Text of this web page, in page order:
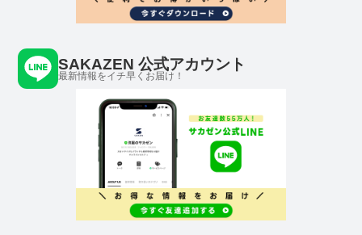
SAKAZEN 公式アカウント
最新情報をイチ早くお届け！